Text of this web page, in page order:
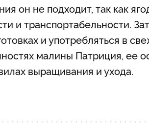
он не подходит, так как
и транспортабельности.
и употребляться в
малины Патриция, ее
выращивания и ухода.